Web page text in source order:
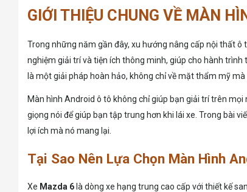
GIỚI THIỆU CHUNG VỀ MÀN
Trong những năm gần đây, xu hướng nâng cấp nội thất
nghiệm giải trí và tiện ích thông minh, giúp cho hành
là một giải pháp hoàn hảo, không chỉ về mặt thẩm mỹ mà
Màn hình Android ô tô không chỉ giúp bạn giải trí trên
giọng nói để giúp bạn tập trung hơn khi lái xe. Trong bài
lợi ích mà nó mang lại.
Tại Sao Nên Lựa Chọn Màn Hình
Xe Mazda 6 là dòng xe hạng trung cao cấp với thiết kế